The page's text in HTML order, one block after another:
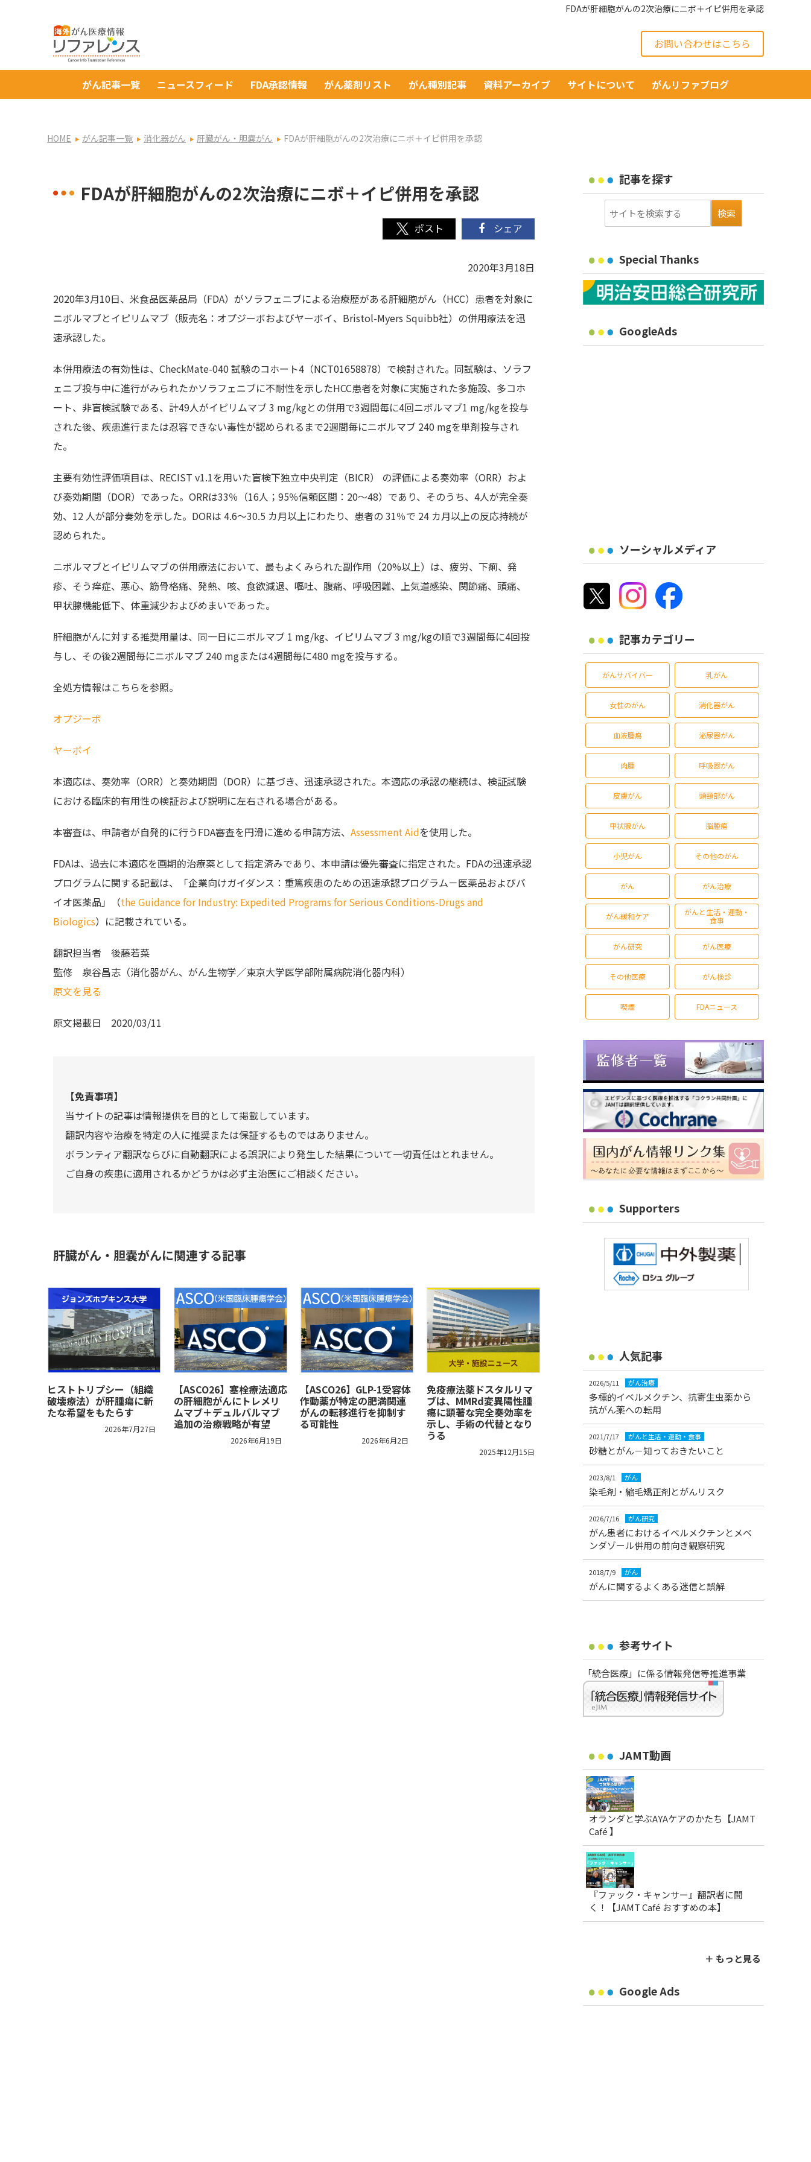
FDAが肝細胞がんの2次治療にニボ＋イピ併用を承認
お問い合わせはこちら
がん記事一覧 ニュースフィード FDA承認情報 がん薬剤リスト がん種別記事 資料アーカイブ サイトについて がんリファブログ
HOME がん記事一覧 消化器がん 肝臓がん・胆嚢がん FDAが肝細胞がんの2次治療にニボ＋イピ併用を承認
FDAが肝細胞がんの2次治療にニボ＋イピ併用を承認
シェア
2020年3月18日
2020年3月10日、米食品医薬品局（FDA）がソラフェニブによる治療歴がある肝細胞がん（HCC）患者を対象に
ニボルマブとイピリムマブ（販売名：オプジーボおよびヤーボイ、Bristol-Myers Squibb社）の併用療法を迅
速承認した。
本併用療法の有効性は、CheckMate-040 試験のコホート4（NCT01658878）で検討された。同試験は、ソラフ
ェニブ投与中に進行がみられたかソラフェニブに不耐性を示したHCC患者を対象に実施された多施設、多コホ
ート、非盲検試験である、計49人がイピリムマブ 3 mg/kgとの併用で3週間毎に4回ニボルマブ1 mg/kgを投与
された後、疾患進行または忍容できない毒性が認められるまで2週間毎にニボルマブ 240 mgを単剤投与され
た。
主要有効性評価項目は、RECIST v1.1を用いた盲検下独立中央判定（BICR） の評価による奏効率（ORR）およ
び奏効期間（DOR）であった。ORRは33％（16人；95％信頼区間：20～48）であり、そのうち、4人が完全奏
効、12 人が部分奏効を示した。DORは 4.6～30.5 カ月以上にわたり、患者の 31％で 24 カ月以上の反応持続が
認められた。
ニボルマブとイピリムマブの併用療法において、最もよくみられた副作用（20%以上）は、疲労、下痢、発
疹、そう痒症、悪心、筋骨格痛、発熱、咳、食欲減退、嘔吐、腹痛、呼吸困難、上気道感染、関節痛、頭痛、
甲状腺機能低下、体重減少およびめまいであった。
肝細胞がんに対する推奨用量は、同一日にニボルマブ 1 mg/kg、イピリムマブ 3 mg/kgの順で3週間毎に4回投
与し、その後2週間毎にニボルマブ 240 mgまたは4週間毎に480 mgを投与する。
全処方情報はこちらを参照。
オプジーボ
ヤーボイ
本適応は、奏効率（ORR）と奏効期間（DOR）に基づき、迅速承認された。本適応の承認の継続は、検証試験
における臨床的有用性の検証および説明に左右される場合がある。
本審査は、申請者が自発的に行うFDA審査を円滑に進める申請方法、 Assessment Aidを使用した。
FDAは、過去に本適応を画期的治療薬として指定済みであり、本申請は優先審査に指定された。FDAの迅速承認
プログラムに関する記載は、「企業向けガイダンス：重篤疾患のための迅速承認プログラム－医薬品およびバ
イオ医薬品」（the Guidance for Industry: Expedited Programs for Serious Conditions-Drugs and
Biologics）に記載されている。
翻訳担当者 後藤若菜
監修 泉谷昌志（消化器がん、がん生物学／東京大学医学部附属病院消化器内科）
原文を見る
原文掲載日 2020/03/11
【免責事項】
当サイトの記事は情報提供を目的として掲載しています。
翻訳内容や治療を特定の人に推奨または保証するものではありません。
ボランティア翻訳ならびに自動翻訳による誤訳により発生した結果について一切責任はとれません。
ご自身の疾患に適用されるかどうかは必ず主治医にご相談ください。
肝臓がん・胆嚢がんに関連する記事
ヒストトリプシー（組織
破壊療法）が肝腫瘍に新
たな希望をもたらす
2026年7月27日
【ASCO26】塞栓療法適応
の肝細胞がんにトレメリ
ムマブ＋デュルバルマブ
追加の治療戦略が有望
2026年6月19日
【ASCO26】GLP-1受容体
作動薬が特定の肥満関連
がんの転移進行を抑制す
る可能性
2026年6月2日
免疫療法薬ドスタルリマ
ブは、MMRd変異陽性腫
瘍に顕著な完全奏効率を
示し、手術の代替となり
うる
2025年12月15日
記事を探す
Special Thanks
GoogleAds
ソーシャルメディア
記事カテゴリー
がんサバイバー 乳がん
女性のがん 消化器がん
血液腫瘍 泌尿器がん
肉腫 呼吸器がん
皮膚がん 頭頸部がん
甲状腺がん 脳腫瘍
小児がん その他のがん
がん がん治療
がん緩和ケア
がんと生活・運動・
食事
がん研究 がん医療
その他医療 がん検診
喫煙 FDAニュース
Supporters
人気記事
2026/5/11 がん治療
多標的イベルメクチン、抗寄生虫薬から
抗がん薬への転用
2021/7/17 がんと生活・運動・食事
砂糖とがん－知っておきたいこと
2023/8/1 がん
染毛剤・縮毛矯正剤とがんリスク
2026/7/16 がん研究
がん患者におけるイベルメクチンとメベ
ンダゾール併用の前向き観察研究
2018/7/9 がん
がんに関するよくある迷信と誤解
参考サイト
「統合医療」に係る情報発信等推進事業
JAMT動画
オランダと学ぶAYAケアのかたち【JAMT
Café 】
『ファック・キャンサー』翻訳者に聞
く！【JAMT Café おすすめの本】
＋ もっと見る
Google Ads